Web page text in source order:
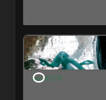
haris6776